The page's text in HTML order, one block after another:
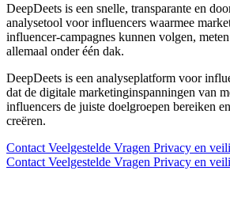
DeepDeets is een snelle, transparante en
analysetool voor influencers waarmee
influencer-campagnes kunnen volgen,
allemaal onder één dak.
DeepDeets is een analyseplatform voor
dat de digitale marketinginspanningen van
influencers de juiste doelgroepen bereiken
creëren.
Contact Veelgestelde Vragen Privacy en
Contact Veelgestelde Vragen Privacy en